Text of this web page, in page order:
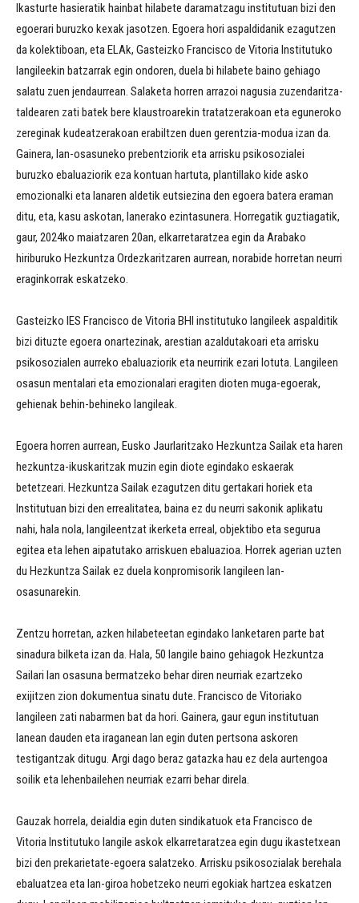
Ikasturte hasieratik hainbat hilabete daramatzagu institutuan bizi den
egoerari buruzko kexak jasotzen. Egoera hori aspaldidanik ezagutzen
da kolektiboan, eta ELAk, Gasteizko Francisco de Vitoria Institutuko
langileekin batzarrak egin ondoren, duela bi hilabete baino gehiago
salatu zuen jendaurrean. Salaketa horren arrazoi nagusia zuzendaritza-
taldearen zati batek bere klaustroarekin tratatzerakoan eta eguneroko
zereginak kudeatzerakoan erabiltzen duen gerentzia-modua izan da.
Gainera, lan-osasuneko prebentziorik eta arrisku psikosozialei
buruzko ebaluaziorik eza kontuan hartuta, plantillako kide asko
emozionalki eta lanaren aldetik eutsiezina den egoera batera eraman
ditu, eta, kasu askotan, lanerako ezintasunera. Horregatik guztiagatik,
gaur, 2024ko maiatzaren 20an, elkarretaratzea egin da Arabako
hiriburuko Hezkuntza Ordezkaritzaren aurrean, norabide horretan neurri
eraginkorrak eskatzeko.
Gasteizko IES Francisco de Vitoria BHI institutuko langileek aspalditik
bizi dituzte egoera onartezinak, arestian azaldutakoari eta arrisku
psikosozialen aurreko ebaluaziorik eta neurririk ezari lotuta. Langileen
osasun mentalari eta emozionalari eragiten dioten muga-egoerak,
gehienak behin-behineko langileak.
Egoera horren aurrean, Eusko Jaurlaritzako Hezkuntza Sailak eta haren
hezkuntza-ikuskaritzak muzin egin diote egindako eskaerak
betetzeari. Hezkuntza Sailak ezagutzen ditu gertakari horiek eta
Institutuan bizi den errealitatea, baina ez du neurri sakonik aplikatu
nahi, hala nola, langileentzat ikerketa erreal, objektibo eta segurua
egitea eta lehen aipatutako arriskuen ebaluazioa. Horrek agerian uzten
du Hezkuntza Sailak ez duela konpromisorik langileen lan-
osasunarekin.
Zentzu horretan, azken hilabeteetan egindako lanketaren parte bat
sinadura bilketa izan da. Hala, 50 langile baino gehiagok Hezkuntza
Sailari lan osasuna bermatzeko behar diren neurriak ezartzeko
exijitzen zion dokumentua sinatu dute. Francisco de Vitoriako
langileen zati nabarmen bat da hori. Gainera, gaur egun institutuan
lanean dauden eta iraganean lan egin duten pertsona askoren
testigantzak ditugu. Argi dago beraz gatazka hau ez dela aurtengoa
soilik eta lehenbailehen neurriak ezarri behar direla.
Gauzak horrela, deialdia egin duten sindikatuok eta Francisco de
Vitoria Institutuko langile askok elkarretaratzea egin dugu ikastetxean
bizi den prekarietate-egoera salatzeko. Arrisku psikosozialak berehala
ebaluatzea eta lan-giroa hobetzeko neurri egokiak hartzea eskatzen